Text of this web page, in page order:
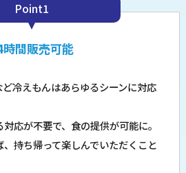
Point1
時間販売可能
冷えもんはあらゆるシーンに対応
応が不要で、食の提供が可能に。
持ち帰って楽しんでいただくこと